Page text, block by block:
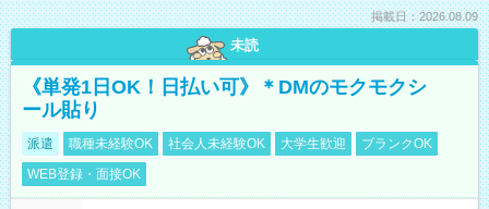
掲載日：2026.08.09
未読
《単発1日OK！日払い可》＊DMのモクモクシ
ール貼り
派遣 職種未経験OK 社会人未経験OK 大学生歓迎
ブランクOK
WEB登録・面接OK